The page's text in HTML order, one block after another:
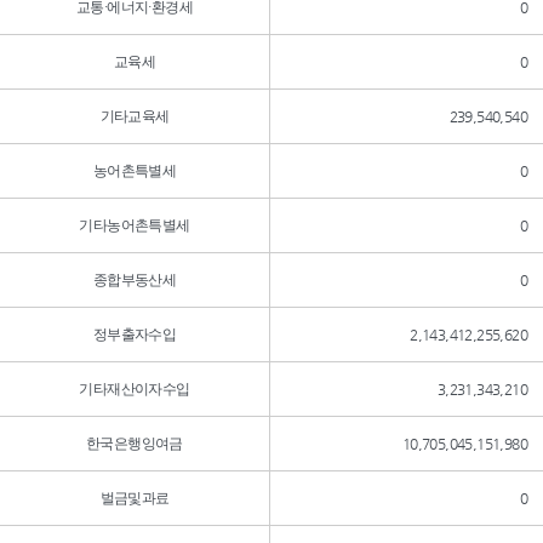
교통·에너지·환경세 0
교육세 0
기타교육세 239,540,540
농어촌특별세 0
기타농어촌특별세 0
종합부동산세 0
정부출자수입 2,143,412,255,620
기타재산이자수입 3,231,343,210
한국은행잉여금 10,705,045,151,980
벌금및과료 0